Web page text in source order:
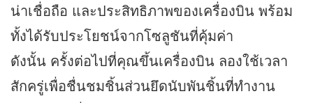
น่าเชื่อถือ และประสิทธิภาพของเครื่องบิน พร้อม
ทั้งได้รับประโยชน์จากโซลูชันที่คุ้มค่า
ดังนั้น ครั้งต่อไปที่คุณขึ้นเครื่องบิน ลองใช้เวลา
สักครู่เพื่อชื่นชมชิ้นส่วนยึดนับพันชิ้นที่ทำงาน